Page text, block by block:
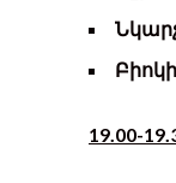
1 9 00-19.